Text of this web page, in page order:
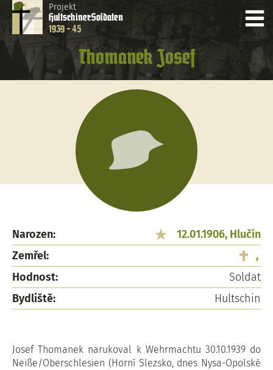
Projekt
HultschinerSoldaten
1939 - 45
Thomanek Josef
Narozen:
12.01.1906, Hlučín
Zemřel:
,
Hodnost:
Soldat
Bydliště:
Hultschin
Josef Thomanek narukoval k Wehrmachtu 30.10.1939 do
Neiße/Oberschlesien (Horní Slezsko, dnes Nysa-Opolské